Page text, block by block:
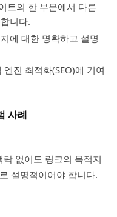
트의 한 부분에서 다른
니다.
에 대한 명확하고 설명
진 최적화(SEO)에 기여
사례
없이도 링크의 목적지
설명적이어야 합니다.